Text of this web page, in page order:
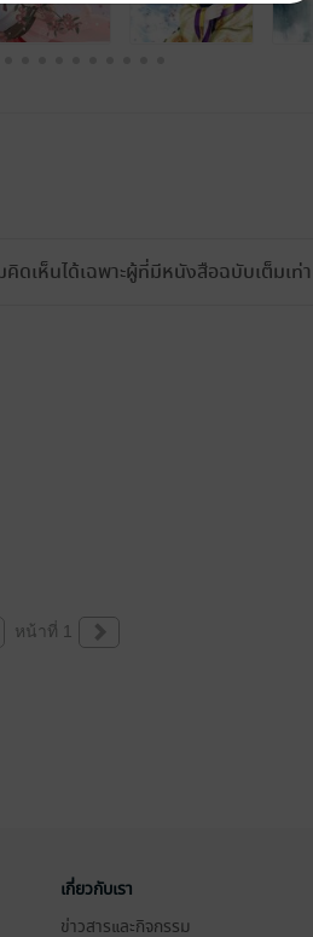
ดเห็นได้เฉพาะผู้ที่มีหนังสือฉบับเต็มเท่
หน้าที่ 1
เกี่ยวกับเรา
ข่าวสารและกิจกรรม